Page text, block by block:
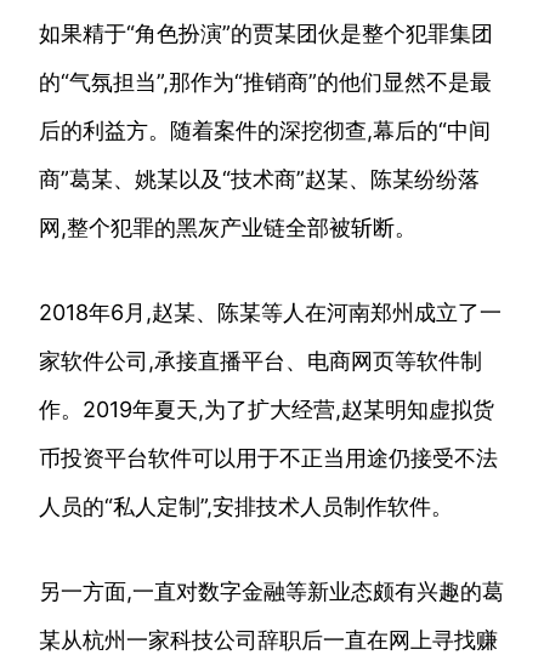
如果精于“角色扮演”的贾某团伙是整个犯罪集团
的“气氛担当”,那作为“推销商”的他们显然不是最
后的利益方。随着案件的深挖彻查,幕后的“中间
商”葛某、姚某以及“技术商”赵某、陈某纷纷落
网,整个犯罪的黑灰产业链全部被斩断。
2018年6月,赵某、陈某等人在河南郑州成立了一
家软件公司,承接直播平台、电商网页等软件制
作。2019年夏天,为了扩大经营,赵某明知虚拟货
币投资平台软件可以用于不正当用途仍接受不法
人员的“私人定制”,安排技术人员制作软件。
另一方面,一直对数字金融等新业态颇有兴趣的葛
某从杭州一家科技公司辞职后一直在网上寻找赚